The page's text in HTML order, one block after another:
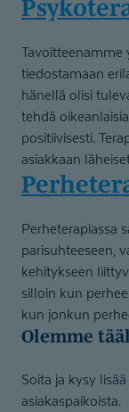
Tavoitteenamme
tiedostamaan
hänellä olisi
tehdä
positiivisesti.
asiakkaan
Perheterapiassa
parisuhteeseen,
kehitykseen
silloin kun
kun jonkun
Olemme
Soita ja kysy
asiakaspaikoista.